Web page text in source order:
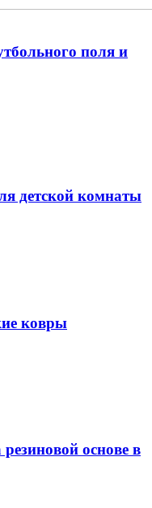
поля и
детской комнаты
ковры
основе в